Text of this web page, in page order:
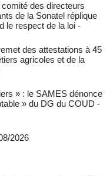
des directeurs
de la Sonatel réplique
le respect de la loi -
des attestations à 45
agricoles et de la
» : le SAMES dénonce
» du DG du COUD -
2026